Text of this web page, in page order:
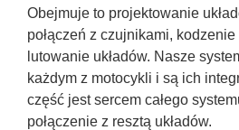
Obejmuje to projektowanie
połączeń z czujnikami,
lutowanie układów. Nasze
każdym z motocykli i są ich
część jest sercem całego
połączenie z resztą układów.